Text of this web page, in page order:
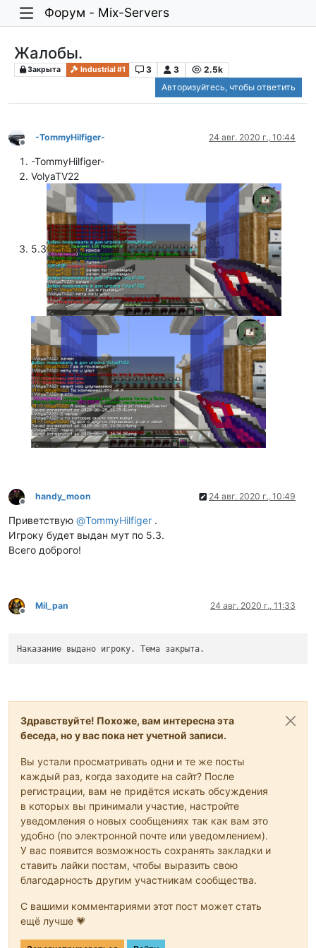
Форум - Mix-Servers
Жалобы.
Закрыта Industrial #1 3 3
2.5k
Авторизуйтесь, чтобы ответить
Не в сети
-TommyHilfiger- 24 авг. 2020 г., 10:44
-TommyHilfiger-
VolyaTV22
5.3
Не в сети
handy_moon 24 авг. 2020 г., 10:49
Приветствую @TommyHilfiger .
Игроку будет выдан мут по 5.3.
Всего доброго!
Не в сети
Mil_pan 24 авг. 2020 г., 11:33
Наказание выдано игроку. Тема закрыта.
Здравствуйте! Похоже, вам интересна эта
беседа, но у вас пока нет учетной записи.
Вы устали просматривать одни и те же посты
каждый раз, когда заходите на сайт? После
регистрации, вам не придётся искать обсуждения
в которых вы принимали участие, настройте
уведомления о новых сообщениях так как вам это
удобно (по электронной почте или уведомлением).
У вас появится возможность сохранять закладки и
ставить лайки постам, чтобы выразить свою
благодарность другим участникам сообщества.
С вашими комментариями этот пост может стать
ещё лучше 💗